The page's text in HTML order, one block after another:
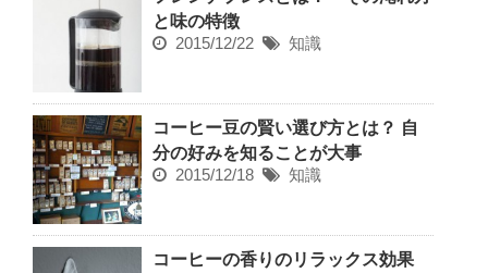
と味の特徴
2015/12/22
知識
コーヒー豆の賢い選び方とは？ 自
分の好みを知ることが大事
2015/12/18
知識
コーヒーの香りのリラックス効果